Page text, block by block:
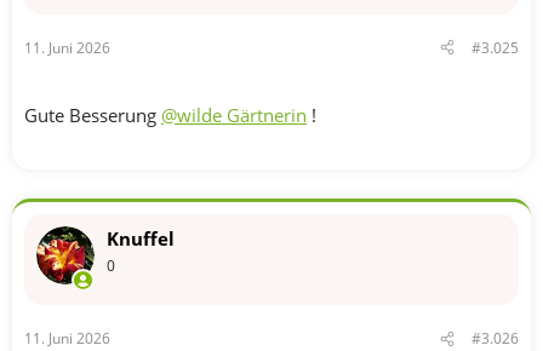
11. Juni 2026 #3.025
Gute Besserung @wilde Gärtnerin !
Knuffel
0
11. Juni 2026 #3.026